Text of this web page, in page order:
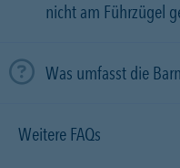
nicht am Führzügel
Was umfasst die
Weitere FAQs